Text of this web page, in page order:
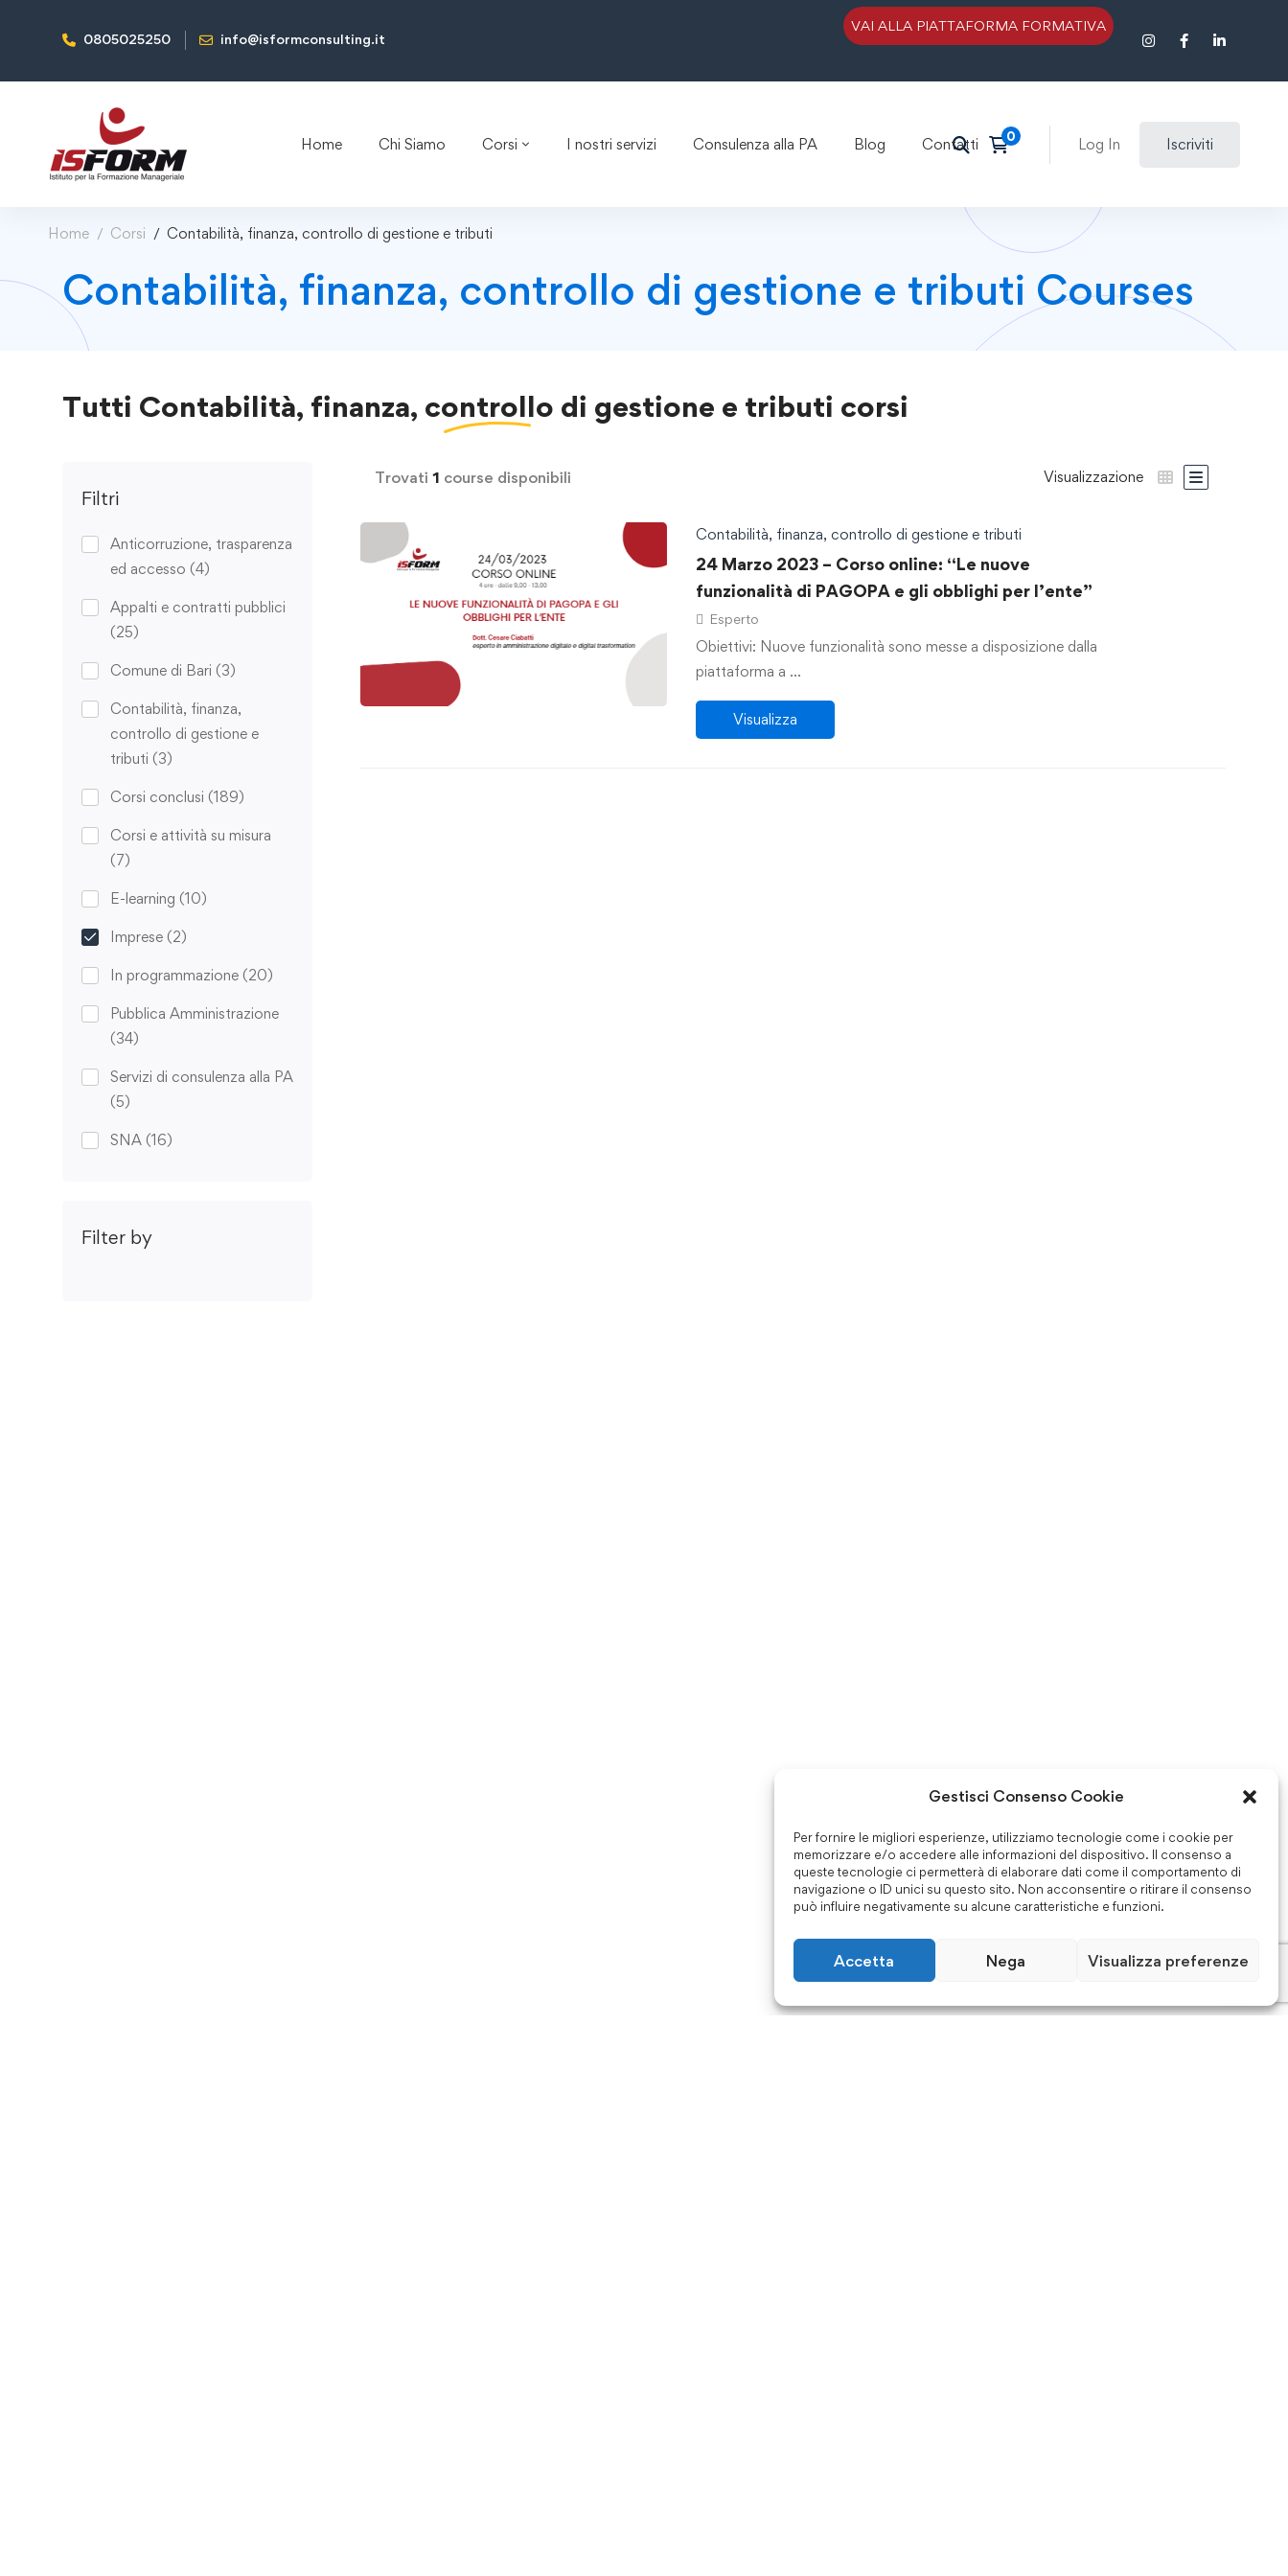
Gestisci Consenso Cookie
Per fornire le migliori esperienze, utilizziamo tecnologie come i cookie per
memorizzare e/o accedere alle informazioni del dispositivo. Il consenso a
queste tecnologie ci permetterà di elaborare dati come il comportamento di
navigazione o ID unici su questo sito. Non acconsentire o ritirare il consenso
può influire negativamente su alcune caratteristiche e funzioni.
Accetta Nega Visualizza preferenze
0805025250 info@isformconsulting.it
VAI ALLA PIATTAFORMA FORMATIVA
Home Chi Siamo Corsi I nostri servizi Consulenza alla PA Blog Contatti Log In Iscriviti
Home Corsi Contabilità, finanza, controllo di gestione e tributi
Contabilità, finanza, controllo di gestione e tributi Courses
Tutti Contabilità, finanza, controllo di gestione e tributi corsi
Filtri
Anticorruzione, trasparenza
ed accesso (4)
Appalti e contratti pubblici
(25)
Comune di Bari (3)
Contabilità, finanza,
controllo di gestione e
tributi (3)
Corsi conclusi (189)
Corsi e attività su misura
(7)
E-learning (10)
Imprese (2)
In programmazione (20)
Pubblica Amministrazione
(34)
Servizi di consulenza alla PA
(5)
SNA (16)
Filter by
Trovati 1 course disponibili Visualizzazione
Contabilità, finanza, controllo di gestione e tributi
24 Marzo 2023 – Corso online: “Le nuove
funzionalità di PAGOPA e gli obblighi per l’ente”
Esperto
Obiettivi: Nuove funzionalità sono messe a disposizione dalla
piattaforma a …
Visualizza